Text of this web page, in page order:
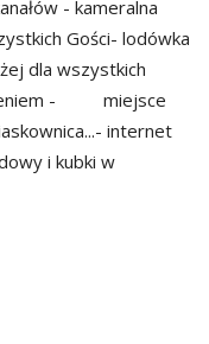
- kameralna
Gości- lodówka
dla wszystkich
- miejsce
internet
i kubki w